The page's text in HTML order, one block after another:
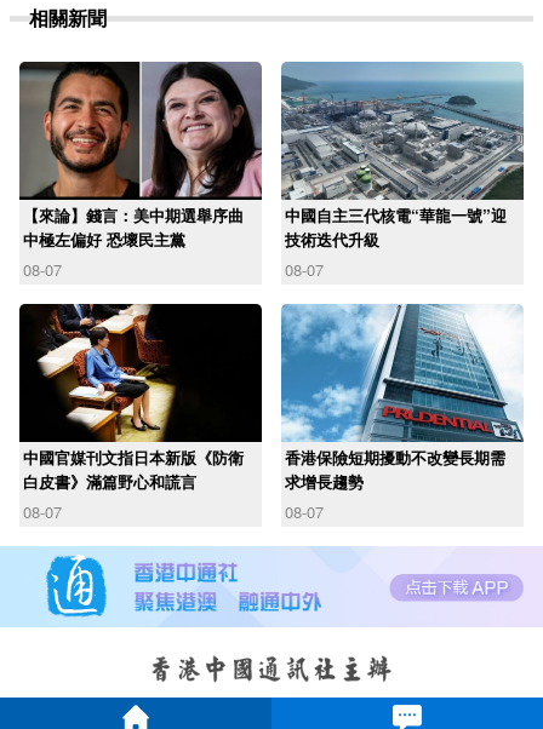
相關新聞
【來論】錢言：美中期選舉序曲
中極左偏好 恐壞民主黨
08-07
中國自主三代核電“華龍一號”迎
技術迭代升級
08-07
中國官媒刊文指日本新版《防衛
白皮書》滿篇野心和謊言
08-07
香港保險短期擾動不改變長期需
求增長趨勢
08-07